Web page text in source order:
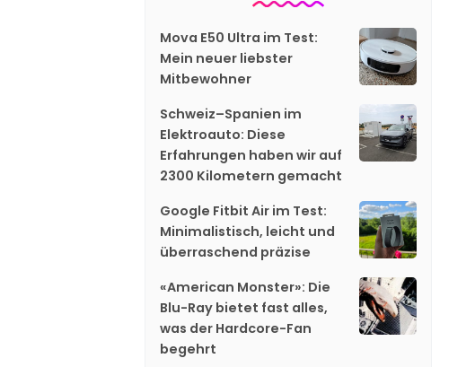
Mova E50 Ultra im Test:
Mein neuer liebster
Mitbewohner
Schweiz–Spanien im
Elektroauto: Diese
Erfahrungen haben wir auf
2300 Kilometern gemacht
Google Fitbit Air im Test:
Minimalistisch, leicht und
überraschend präzise
«American Monster»: Die
Blu-Ray bietet fast alles,
was der Hardcore-Fan
begehrt